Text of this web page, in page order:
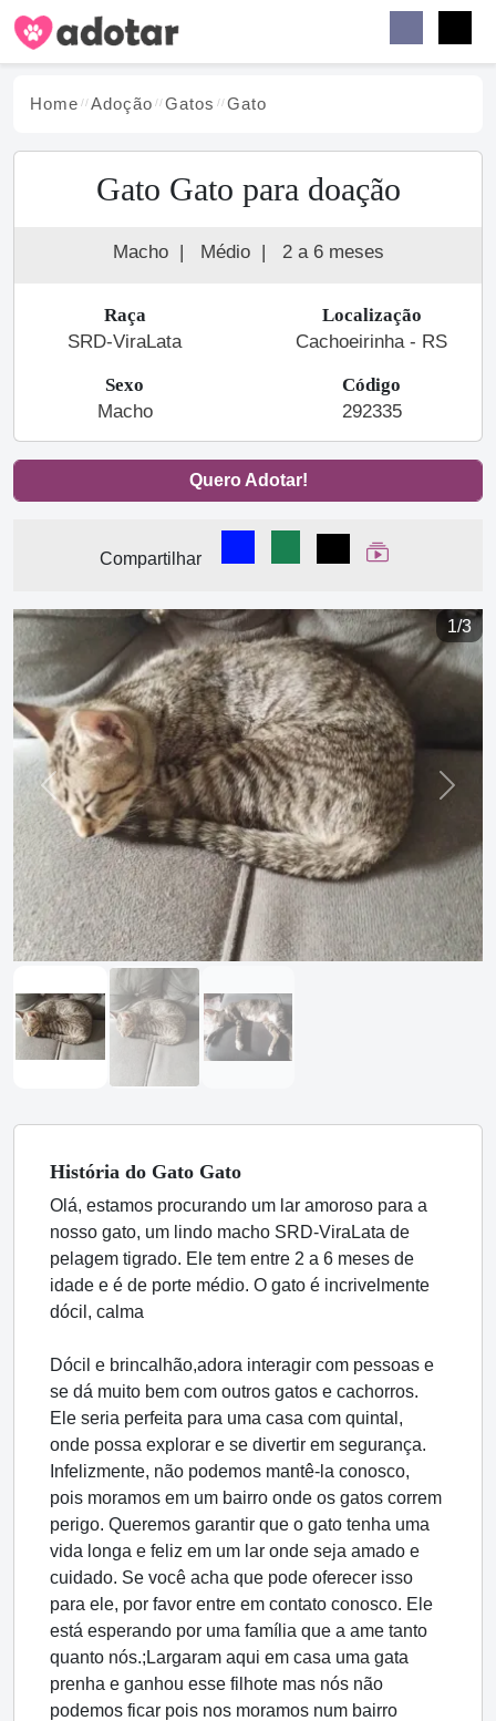
Home Adoção Gatos Gato
Gato Gato para doação
Macho | Médio | 2 a 6 meses
Raça
SRD-ViraLata
Localização
Cachoeirinha - RS
Sexo
Macho
Código
292335
Quero Adotar!
Compartilhar
Compartilhar no Facebook
Compartilhar no
Compartilhar
Ver Web Story
1/3
Previous Next
História do Gato Gato
Olá, estamos procurando um lar amoroso para a
nosso gato, um lindo macho SRD-ViraLata de
pelagem tigrado. Ele tem entre 2 a 6 meses de
idade e é de porte médio. O gato é incrivelmente
dócil, calma
Dócil e brincalhão,adora interagir com pessoas e
se dá muito bem com outros gatos e cachorros.
Ele seria perfeita para uma casa com quintal,
onde possa explorar e se divertir em segurança.
Infelizmente, não podemos mantê-la conosco,
pois moramos em um bairro onde os gatos correm
perigo. Queremos garantir que o gato tenha uma
vida longa e feliz em um lar onde seja amado e
cuidado. Se você acha que pode oferecer isso
para ele, por favor entre em contato conosco. Ele
está esperando por uma família que a ame tanto
quanto nós.;Largaram aqui em casa uma gata
prenha e ganhou esse filhote mas nós não
podemos ficar pois nos moramos num bairro